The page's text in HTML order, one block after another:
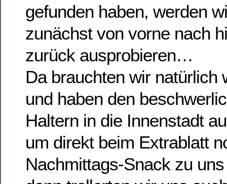
gefunden haben, werden
zunächst von vorne nach
zurück ausprobieren…
Da brauchten wir natürlich
und haben den
Haltern in die Innenstadt
um direkt beim Extrablatt
Nachmittags-Snack zu